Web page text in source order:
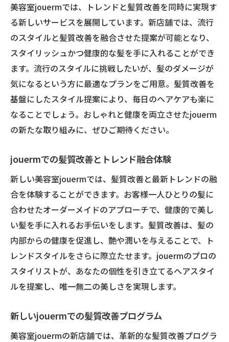
美容室jouermでは、トレンドと髪質改善を同時に実現す
る新しいサービスを展開しています。新店舗では、流行
のスタイルと髪質改善を融合させた提案が可能となり、
スタイリッシュかつ健康的な髪を手に入れることができ
ます。流行のスタイルに挑戦したいが、髪のダメージが
気になるという方に最適なプランをご用意。髪質改善を
基盤にしたスタイル提案により、毎日のヘアケアも楽に
なることでしょう。おしゃれと健康を両立させたjouerm
の新たな取り組みに、ぜひご期待ください。
jouermでの髪質改善とトレンド融合体験
新しい美容室jouermでは、髪質改善と最新トレンドの融
合を体験することができます。お客様一人ひとりの髪に
合わせたオーダーメイドのアプローチで、健康的で美し
い髪を手に入れるお手伝いをします。髪質改善は、髪の
内部からの健康を促進し、艶や潤いを与えることで、ト
レンドスタイルをさらに際立たせます。jouermのプロの
スタイリストが、あなたの個性を引き立てるヘアスタイ
ルを提案し、唯一無二の美しさを実現します。
新しいjouermでの髪質改善プログラム
美容室jouermの新店舗では、革新的な髪質改善プログラ